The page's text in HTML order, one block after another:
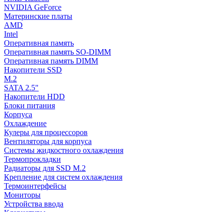
NVIDIA GeForce
Материнские платы
AMD
Intel
Оперативная память
Оперативная память SO-DIMM
Оперативная память DIMM
Накопители SSD
M.2
SATA 2.5"
Накопители HDD
Блоки питания
Корпуса
Охлаждение
Кулеры для процессоров
Вентиляторы для корпуса
Системы жидкостного охлаждения
Термопрокладки
Радиаторы для SSD M.2
Крепление для систем охлаждения
Термоинтерфейсы
Мониторы
Устройства ввода